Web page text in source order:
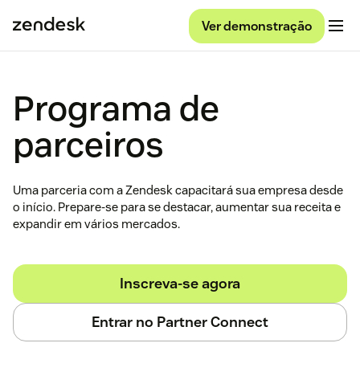
Ver demonstração
Programa de
parceiros
Uma parceria com a Zendesk capacitará sua empresa desde
o início. Prepare-se para se destacar, aumentar sua receita e
expandir em vários mercados.
Inscreva-se agora
Entrar no Partner Connect